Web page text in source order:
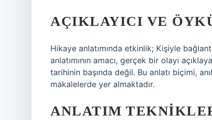
AÇIKLAYICI VE
Hikaye anlatımında etkinlik; Kişiyle
anlatımının amacı, gerçek bir olayı
tarihinin başında değil. Bu anlatı biçimi,
makalelerde yer almaktadır.
ANLATIM